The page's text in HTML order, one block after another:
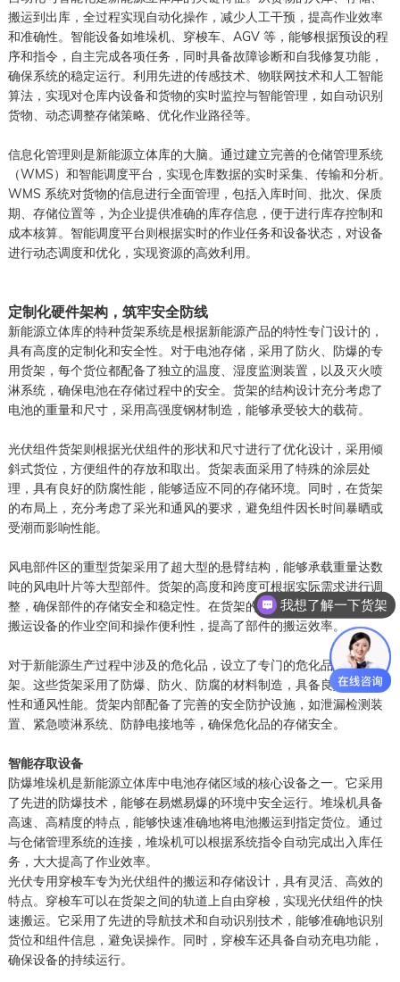
搬运到出库，全过程实现自动化操作，减少人工干预，提高作业效率
和准确性。智能设备如堆垛机、穿梭车、AGV 等，能够根据预设的程
序和指令，自主完成各项任务，同时具备故障诊断和自我修复功能，
确保系统的稳定运行。利用先进的传感技术、物联网技术和人工智能
算法，实现对仓库内设备和货物的实时监控与智能管理，如自动识别
货物、动态调整存储策略、优化作业路径等。
信息化管理则是新能源立体库的大脑。通过建立完善的仓储管理系统
（WMS）和智能调度平台，实现仓库数据的实时采集、传输和分析。
WMS 系统对货物的信息进行全面管理，包括入库时间、批次、保质
期、存储位置等，为企业提供准确的库存信息，便于进行库存控制和
成本核算。智能调度平台则根据实时的作业任务和设备状态，对设备
进行动态调度和优化，实现资源的高效利用。
定制化硬件架构，筑牢安全防线
新能源立体库的特种货架系统是根据新能源产品的特性专门设计的，
具有高度的定制化和安全性。对于电池存储，采用了防火、防爆的专
用货架，每个货位都配备了独立的温度、湿度监测装置，以及灭火喷
淋系统，确保电池在存储过程中的安全。货架的结构设计充分考虑了
电池的重量和尺寸，采用高强度钢材制造，能够承受较大的载荷。
光伏组件货架则根据光伏组件的形状和尺寸进行了优化设计，采用倾
斜式货位，方便组件的存放和取出。货架表面采用了特殊的涂层处
理，具有良好的防腐性能，能够适应不同的存储环境。同时，在货架
的布局上，充分考虑了采光和通风的要求，避免组件因长时间暴晒或
受潮而影响性能。
风电部件区的重型货架采用了超大型的悬臂结构，能够承载重量达数
吨的风电叶片等大型部件。货架的高度和跨度可根据实际需求进行调
整，确保部件的存储安全和稳定性。在货架的设计过程中，还考虑了
搬运设备的作业空间和操作便利性，提高了部件的搬运效率。
对于新能源生产过程中涉及的危化品，设立了专门的危化品存储货
架。这些货架采用了防爆、防火、防腐的材料制造，具备良好的密封
性和通风性能。货架内部配备了完善的安全防护设施，如泄漏检测装
置、紧急喷淋系统、防静电接地等，确保危化品的存储安全。
智能存取设备
防爆堆垛机是新能源立体库中电池存储区域的核心设备之一。它采用
了先进的防爆技术，能够在易燃易爆的环境中安全运行。堆垛机具备
高速、高精度的特点，能够快速准确地将电池搬运到指定货位。通过
与仓储管理系统的连接，堆垛机可以根据系统指令自动完成出入库任
务，大大提高了作业效率。
光伏专用穿梭车专为光伏组件的搬运和存储设计，具有灵活、高效的
特点。穿梭车可以在货架之间的轨道上自由穿梭，实现光伏组件的快
速搬运。它采用了先进的导航技术和自动识别技术，能够准确地识别
货位和组件信息，避免误操作。同时，穿梭车还具备自动充电功能，
确保设备的持续运行。
我想了解一下货架